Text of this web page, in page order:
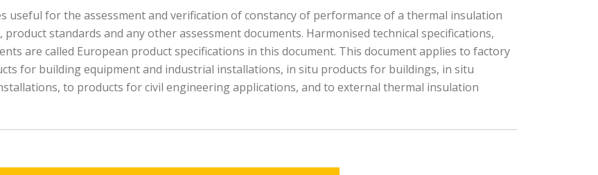
useful for the assessment and verification of constancy of performance of a thermal insulation
standards and any other assessment documents. Harmonised technical specifications,
are called European product specifications in this document. This document applies to factory
for building equipment and industrial installations, in situ products for buildings, in situ
to products for civil engineering applications, and to external thermal insulation